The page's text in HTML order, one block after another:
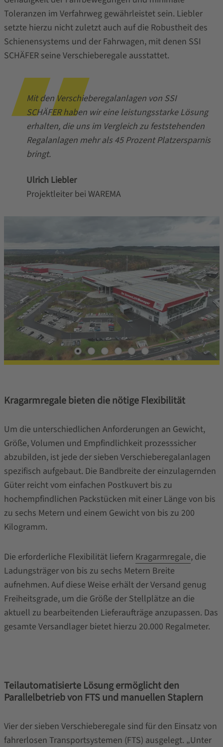
Toleranzen im Verfahrweg gewährleistet sein. Liebler
setzte hierzu nicht zuletzt auch auf die Robustheit des
Schienensystems und der Fahrwagen, mit denen SSI
SCHÄFER seine Verschieberegale ausstattet.
Mit den Verschieberegalanlagen von SSI
SCHÄFER haben wir eine leistungsstarke Lösung
erhalten, die uns im Vergleich zu feststehenden
Regalanlagen mehr als 45 Prozent Platzersparnis
bringt.
Ulrich Liebler
Projektleiter bei WAREMA
Kragarmregale bieten die nötige Flexibilität
Um die unterschiedlichen Anforderungen an Gewicht,
Größe, Volumen und Empfindlichkeit prozesssicher
abzubilden, ist jede der sieben Verschieberegalanlagen
spezifisch aufgebaut. Die Bandbreite der einzulagernden
Güter reicht vom einfachen Postkuvert bis zu
hochempfindlichen Packstücken mit einer Länge von bis
zu sechs Metern und einem Gewicht von bis zu 200
Kilogramm.
Die erforderliche Flexibilität liefern Kragarmregale, die
Ladungsträger von bis zu sechs Metern Breite
aufnehmen. Auf diese Weise erhält der Versand genug
Freiheitsgrade, um die Größe der Stellplätze an die
aktuell zu bearbeitenden Lieferaufträge anzupassen. Das
gesamte Versandlager bietet hierzu 20.000 Regalmeter.
Teilautomatisierte Lösung ermöglicht den
Parallelbetrieb von FTS und manuellen Staplern
Vier der sieben Verschieberegale sind für den Einsatz von
fahrerlosen Transportsystemen (FTS) ausgelegt. „Unter